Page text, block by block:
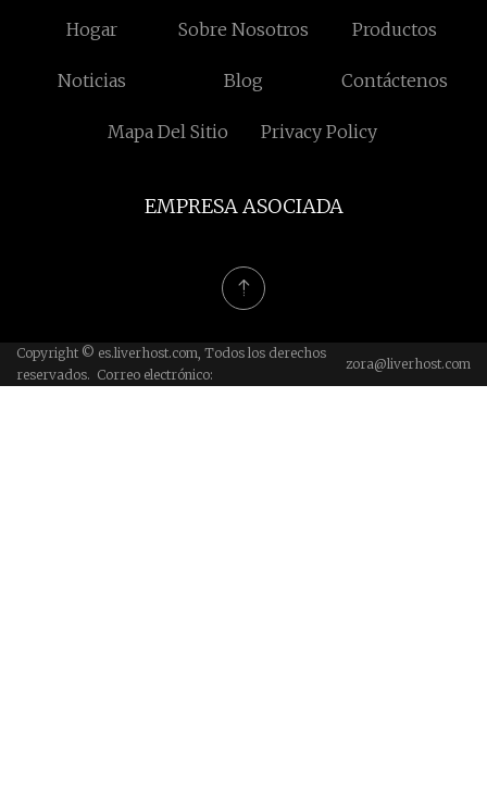
Hogar Sobre Nosotros Productos
Noticias Blog Contáctenos
Mapa Del Sitio Privacy Policy
EMPRESA ASOCIADA
Copyright © es.liverhost.com, Todos los derechos
reservados. Correo electrónico:
zora@liverhost.com